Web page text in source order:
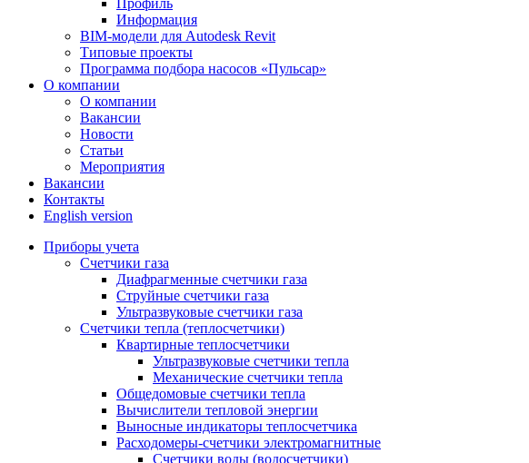
Профиль
Информация
BIM-модели для Autodesk Revit
Типовые проекты
Программа подбора насосов «Пульсар»
О компании
О компании
Вакансии
Новости
Статьи
Мероприятия
Вакансии
Контакты
English version
Приборы учета
Счетчики газа
Диафрагменные счетчики газа
Струйные счетчики газа
Ультразвуковые счетчики газа
Счетчики тепла (теплосчетчики)
Квартирные теплосчетчики
Ультразвуковые счетчики тепла
Механические счетчики тепла
Общедомовые счетчики тепла
Вычислители тепловой энергии
Выносные индикаторы теплосчетчика
Расходомеры-счетчики электромагнитные
Счетчики воды (водосчетчики)